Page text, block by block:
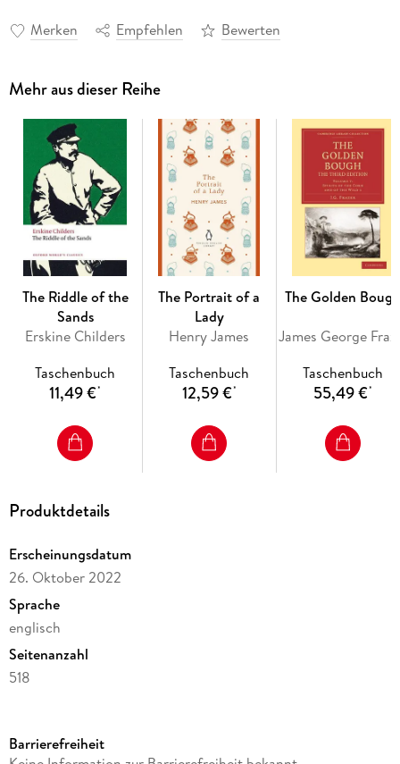
Merken Empfehlen Bewerten
Mehr aus dieser Reihe
The Riddle of the
Sands
Erskine Childers
Taschenbuch
11,49 €*
The Portrait of a
Lady
Henry James
Taschenbuch
12,59 €*
The Golden
Taschenbuch
55,49 €*
Produktdetails
Erscheinungsdatum
26. Oktober 2022
Sprache
englisch
Seitenanzahl
518
Autor/Autorin
Barrierefreiheit